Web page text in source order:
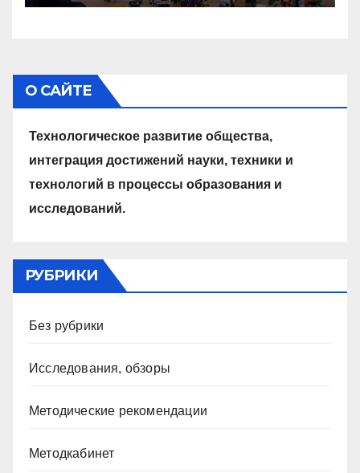
О САЙТЕ
Технологическое развитие общества,
интеграция достижений науки, техники и
технологий в процессы образования и
исследований.
РУБРИКИ
Без рубрики
Исследования, обзоры
Методические рекомендации
Методкабинет